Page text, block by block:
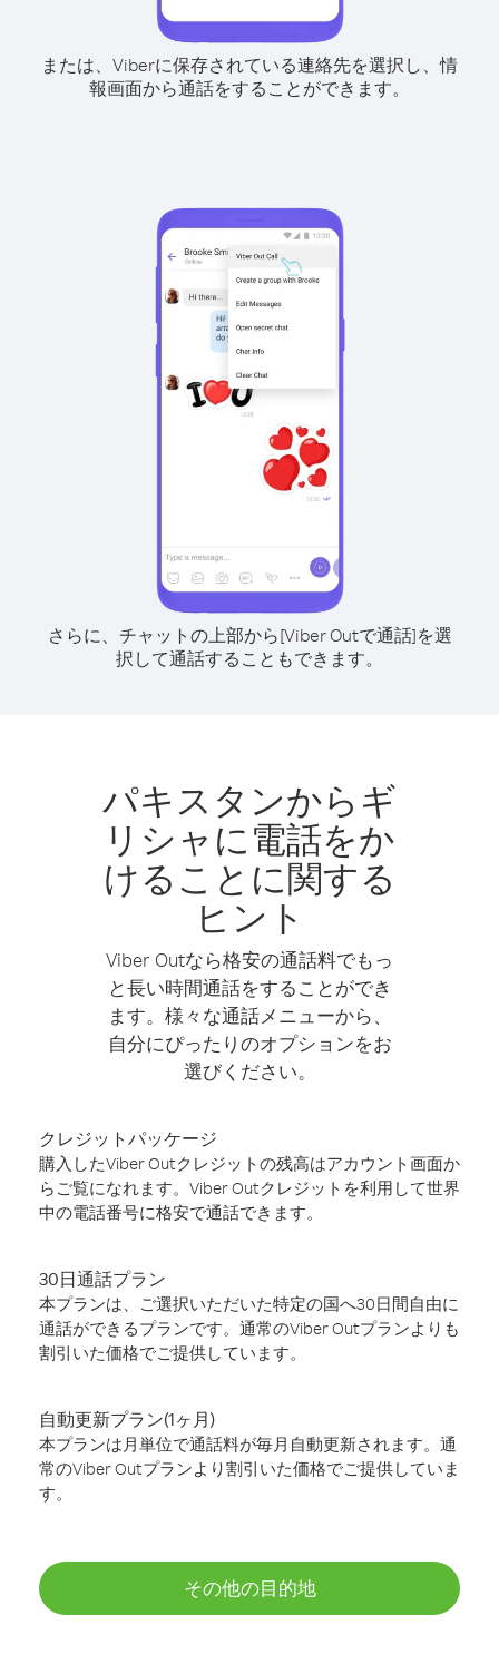
または、Viberに保存されている連絡先を選択し、情
報画面から通話をすることができます。
さらに、チャットの上部から[Viber Outで通話]を選
択して通話することもできます。
パキスタンからギ
リシャに電話をか
けることに関する
ヒント
Viber Outなら格安の通話料でもっ
と長い時間通話をすることができ
ます。様々な通話メニューから、
自分にぴったりのオプションをお
選びください。
クレジットパッケージ
購入したViber Outクレジットの残高はアカウント画面か
らご覧になれます。Viber Outクレジットを利用して世界
中の電話番号に格安で通話できます。
30日通話プラン
本プランは、ご選択いただいた特定の国へ30日間自由に
通話ができるプランです。通常のViber Outプランよりも
割引いた価格でご提供しています。
自動更新プラン(1ヶ月)
本プランは月単位で通話料が毎月自動更新されます。通
常のViber Outプランより割引いた価格でご提供していま
す。
その他の目的地